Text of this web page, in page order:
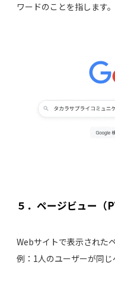
ワードのことを指します。
５．ページビュー（
Webサイトで表示された
例：1人のユーザーが同